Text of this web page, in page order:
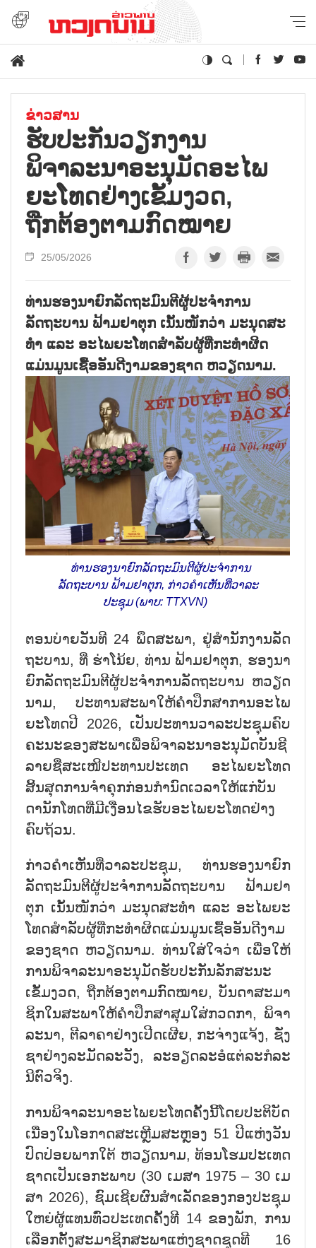
ຂ່າວສານ
ຮັບປະກັນວຽກງານ
ພິຈາລະນາອະນຸມັດອະໄພ
ຍະໂທດຢ່າງເຂັ້ມງວດ,
ຖືກຕ້ອງຕາມກົດໝາຍ
25/05/2026
ທ່ານຮອງນາຍົກລັດຖະມົນຕີຜູ້ປະຈຳການ
ລັດຖະບານ ຟ້າມຢາຕຸກ ເນັ້ນໜັກວ່າ ມະນຸດສະ
ທຳ ແລະ ອະໄພຍະໂທດສຳລັບຜູ້ທີ່ກະທຳຜິດ
ແມ່ນມູນເຊື້ອອັນດີງາມຂອງຊາດ ຫວຽດນາມ.
ທ່ານຮອງນາຍົກລັດຖະມົນຕີຜູ້ປະຈຳການ
ລັດຖະບານ ຟ້າມຢາຕຸກ, ກ່າວຄຳເຫັນທີ່ວາລະ
ປະຊຸມ (ພາບ: TTXVN)
ຕອນ​ບ່າຍ​ວັນ​ທີ 24 ພຶດ​ສະ​ພາ, ຢູ່​ສຳ​ນັກ​ງານ​ລັດ​
ຖະ​ບານ, ທີ່ ຮ່າ​ໂນ້ຍ, ທ່ານ ຟ້າມ​ຢາ​ຕຸກ, ຮອງ​ນາ​
ຍົກ​ລັດ​ຖະ​ມົນ​ຕີ​ຜ​ູ້​ປະ​ຈຳ​ການ​ລັດ​ຖະ​ບານ ຫວຽດ​
ນາມ, ປະ​ທານ​ສະ​ພາ​ໃຫ້​ຄຳ​ປຶກ​ສາ​ການອະ​ໄພ​
ຍະ​ໂທດ​ປີ 2026, ເປັນ​ປະ​ທານ​ວາ​ລະ​ປ​ະ​ຊຸມ​ຄົບ​
ຄະ​ນ​ະ​ຂອງ​ສະ​ພາ​ເພື່​ອພິຈາລະນາອະນຸມັດ​ບັນ​ຊີ​
ລາຍ​ຊື່​ສະເໜີປະ​ທານ​ປະ​ເທດ ອະ​ໄພ​ຍະ​ໂທດ
ສິ້ນສຸດການຈຳຄຸກ​ກ່ອນ​ກຳ​ນົດ​ເວ​ລາ​ໃຫ້​ແກ່​ບັນ​
ດາ​ນັກໂທດທີ່​ມີ​ເງື່ອນ​ໄຂ​ຮັບ​ອ​ະ​ໄພ​ຍະ​ໂທດຢ່າງ
ຄົບຖ້ວນ.
ກ່າວ​ຄຳ​ເຫັນ​ທີ່​ວາ​ລະ​ປ​ະ​ຊຸມ, ທ່ານ​ຮອງ​ນາ​ຍົກ​
ລັດ​ຖະ​ມົນ​ຕີ​ຜູ້​ປະ​ຈຳ​ການ​ລັດ​ຖະ​ບານ ຟ້າມ​ຢາ​
ຕຸກ ເນັ້​ນ​ໜັກ​ວ່າ ມະ​ນຸດ​ສະ​ທຳ ແລະ ອະ​ໄພ​ຍະ​
ໂທດ​ສຳ​ລັບ​ຜູ້​ທີ່​ກະ​ທຳ​ຜິດ​ແມ່ນ​ມູນ​ເຊື້ອ​ອັນ​ດີ​ງາມ​
ຂອງ​ຊາດ ຫວຽດ​ນາມ. ທ່ານ​ໃສ່​ໃຈ​ວ່າ ເພື່ອ​ໃຫ້​
ການພິຈາລະນາອະນຸມັດ​​ຮັບ​ປະ​ກັນ​ລັກ​ສະ​ນະ​
ເຂັ້ມງວດ, ຖືກ​ຕ້ອງຕາມ​ກົດ​ໝາຍ, ບັນ​ດາ​ສະ​ມາ​
ຊິກ​ໃນ​ສະ​ພາ​ໃຫ້​ຄຳ​ປຶກ​ສາ​ສຸມ​ໃສ່​ກວດ​ກາ, ພິ​ຈ​າ​
ລະ​ນາ, ຕີ​ລາ​ຄາ​ຢ່າງ​ເປີດ​ເຜີຍ, ກະ​ຈ່າງ​ແຈ້ງ, ຊັ່ງ​
ຊາ​ຢ່າງ​ລະ​ມັດ​ລະ​ວັງ, ລະ​ອຽດລະ​ອໍ​ແຕ່​ລະ​ກໍ​ລະ​
ນີ​ຕົວຈິງ.
ກາ​ນ​ພິຈາລະນາອະ​ໄພ​ຍະ​ໂທດ​ຄັ້ງ​ນີ້​ໂດຍ​ປະ​ຕິ​ບັດ​
ເນື່ອງ​ໃນ​ໂອ​ກາດ​ສະ​ເຫຼີມ​ສະ​ຫຼອງ 51 ປີ​ແຫ່ງວັນ​
ປົດ​ປ່ອຍ​ພາກ​ໃຕ້ ຫວຽດນາມ​, ທ້ອນ​ໂຮມ​ປ​ະ​ເທດ​
ຊາດ​ເປັນ​ເອ​ກະ​ພາບ (30 ເມ​ສາ 1975 – 30 ເມ​
ສາ 2026), ຊົມ​ເຊີຍ​ຜົນ​ສຳ​ເລັດ​ຂອງກອງ​ປະ​ຊຸມ​
ໃຫຍ່​ຜູ້​ແທນ​ທົ່ວ​ປະ​ເທດ​ຄັ້ງ​ທີ 14 ຂອງ​ພັກ, ການ​
ເລືອ​ກ​ຕັ້ງ​ສະ​ມາ​ຊິກ​ສະ​ພາ​ແຫ່ງ​ຊາດ​ຊຸດ​ທີ 16